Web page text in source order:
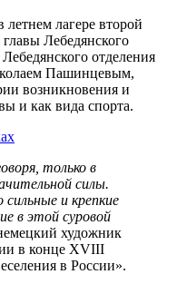
лагере второй
Лебедянского
отделения
Пашинцевым,
возникновения и
и как вида спорта.
только в
силы.
и крепкие
в этой суровой
художник
в конце XVIII
в России».